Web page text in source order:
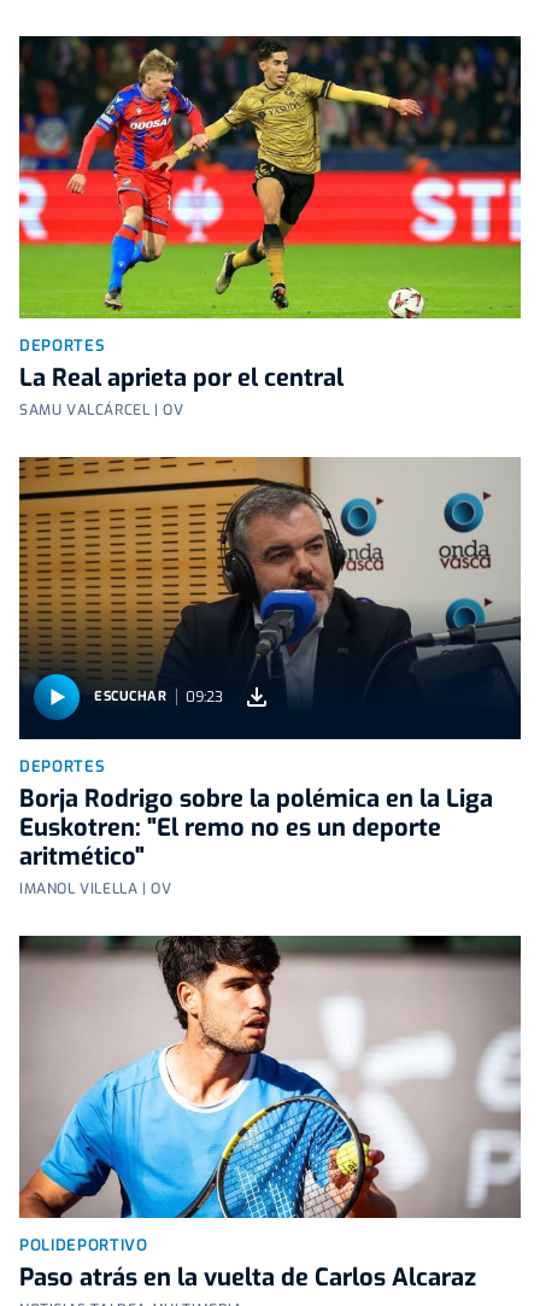
DEPORTES
La Real aprieta por el central
SAMU VALCÁRCEL | OV
ESCUCHAR 09:23
DEPORTES
Borja Rodrigo sobre la polémica en la Liga
Euskotren: "El remo no es un deporte
aritmético"
IMANOL VILELLA | OV
POLIDEPORTIVO
Paso atrás en la vuelta de Carlos Alcaraz